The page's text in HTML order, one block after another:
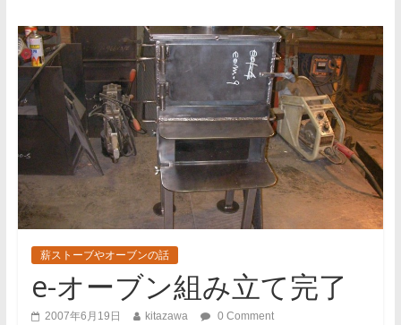
薪ストーブやオーブンの話
e-オーブン組み立て完了
2007年6月19日 kitazawa 0 Comment